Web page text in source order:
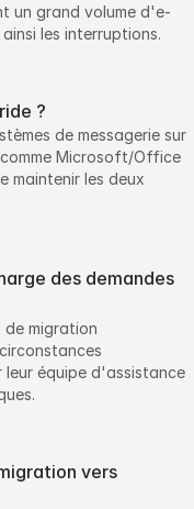
un grand volume d'e-
les interruptions.
?
de messagerie sur
Microsoft/Office
maintenir les deux
des demandes
de migration
équipe d'assistance
vers